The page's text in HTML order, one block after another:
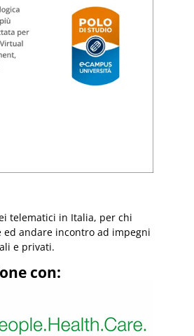
telematici in Italia, per chi
andare incontro ad impegni
e privati.
con: